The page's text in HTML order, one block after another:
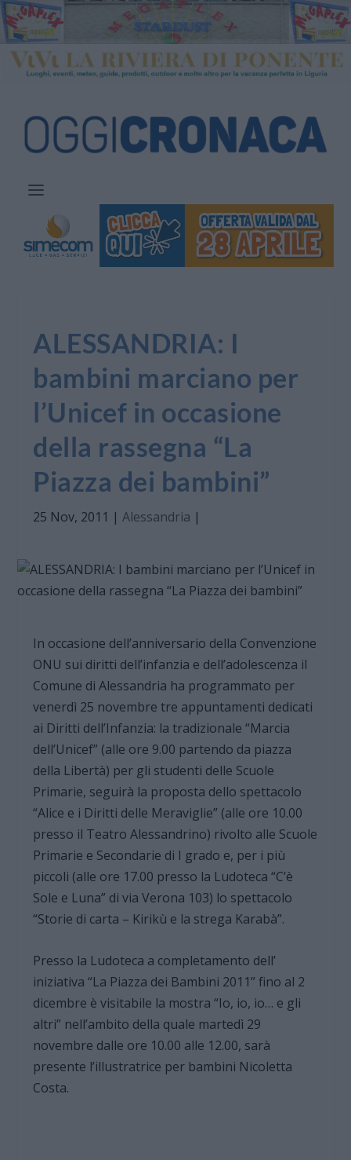
ALESSANDRIA: I
bambini marciano per
l’Unicef in occasione
della rassegna “La
Piazza dei bambini”
25 Nov, 2011 |Alessandria |
In occasione dell’anniversario della Convenzione
ONU sui diritti dell’infanzia e dell’adolescenza il
Comune di Alessandria ha programmato per
venerdì 25 novembre tre appuntamenti dedicati
ai Diritti dell’Infanzia: la tradizionale “Marcia
dell’Unicef” (alle ore 9.00 partendo da piazza
della Libertà) per gli studenti delle Scuole
Primarie, seguirà la proposta dello spettacolo
“Alice e i Diritti delle Meraviglie” (alle ore 10.00
presso il Teatro Alessandrino) rivolto alle Scuole
Primarie e Secondarie di I grado e, per i più
piccoli (alle ore 17.00 presso la Ludoteca “C’è
Sole e Luna” di via Verona 103) lo spettacolo
“Storie di carta – Kirikù e la strega Karabà”.
Presso la Ludoteca a completamento dell’
iniziativa “La Piazza dei Bambini 2011” fino al 2
dicembre è visitabile la mostra “Io, io, io… e gli
altri” nell’ambito della quale martedì 29
novembre dalle ore 10.00 alle 12.00, sarà
presente l’illustratrice per bambini Nicoletta
Costa.